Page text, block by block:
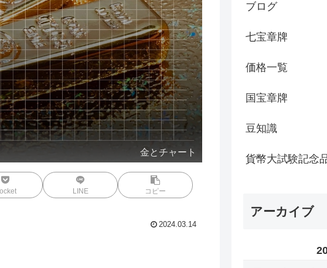
金とチャート
LINE コピー
2024.03.14
ブログ
七宝章牌
価格一覧
国宝章牌
豆知識
貨幣大試験記念
アーカイブ